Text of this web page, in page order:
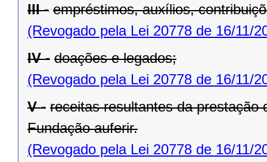
III - empréstimos, auxílios,
(Revogado pela Lei 20778 de 16/11/
IV - doações e legados;
(Revogado pela Lei 20778 de 16/11/
V - receitas resultantes da prestação
Fundação auferir.
(Revogado pela Lei 20778 de 16/11/